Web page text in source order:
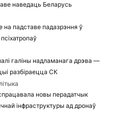
наведаць Беларусь
падставе падазрэння ў
галіны надламанага дрэва —
разбіраецца СК
новы перадатчык
інфраструктуры ад дронаў